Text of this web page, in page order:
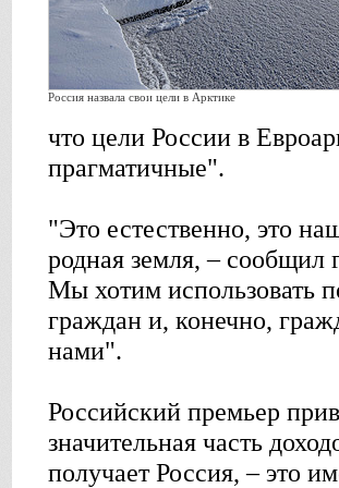
Россия назвала свои цели в Арктике
что цели России в
прагматичные".
"Это естественно, это
родная земля, – сообщил
Мы хотим использовать
граждан и, конечно,
нами".
Российский премьер
значительная часть
получает Россия, – это